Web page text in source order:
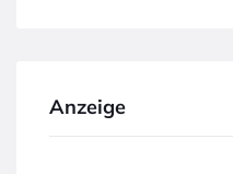
Anzeige